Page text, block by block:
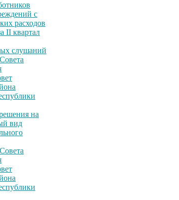
с
расходов
II квартал
слушаний
на
вид